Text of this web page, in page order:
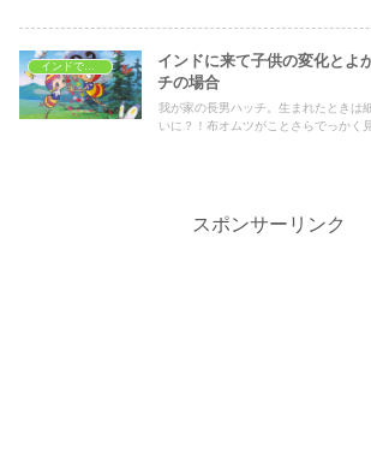
インドに来て子供の変化とよ
チの場合
我が家の長男ハッチ。生まれたときは
いに？！布オムツがことさらでっかく
スポンサーリンク